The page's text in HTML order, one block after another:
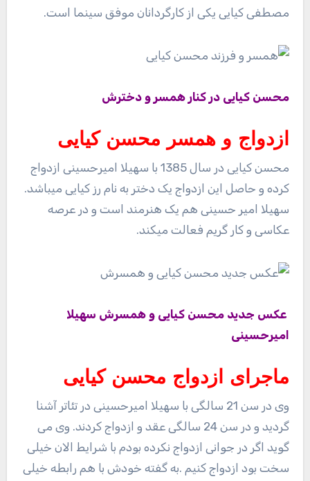
مصطفی کیایی یکی از کارگردانان موفق سینما است.
محسن کیایی در کنار همسر و دخترش
ازدواج و همسر محسن کیایی
محسن کیایی در سال 1385 با سهیلا امیرحسینی ازدواج
کرده و حاصل این ازدواج یک دختر به نام رز کیایی میباشد.
سهیلا امیر حسینی هم یک هنرمند است و در عرصه
عکاسی و کار گریم فعالت میکند.
عکس جدید محسن کیایی و همسرش سهیلا
امیرحسینی
ماجرای ازدواج محسن کیایی
وی در سن 21 سالگی با سهیلا امیرحسینی در تئاتر آشنا
گردید و در سن 24 سالگی عقد و ازدواج کردند. وی می
گوید اگر در جوانی ازدواج نکرده بودم با شرایط الان خیلی
سخت بود ازدواج کنیم .به گفته خودش با هم رابطه خیلی